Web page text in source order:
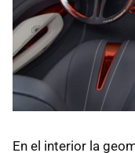
En el interior la